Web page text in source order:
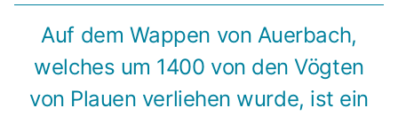
Auf dem Wappen von Auerbach,
welches um 1400 von den Vögten
von Plauen verliehen wurde, ist ein